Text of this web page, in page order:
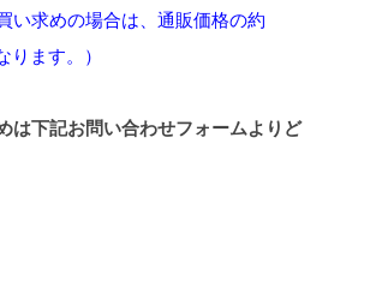
い求めの場合は、通販価格の約
ります。）
は下記お問い合わせフォームよりど